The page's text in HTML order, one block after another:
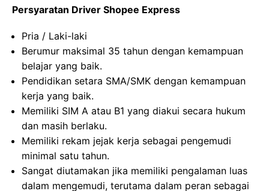
Persyaratan Driver Shopee Express
Pria / Laki-laki
Berumur maksimal 35 tahun dengan kemampuan
belajar yang baik.
Pendidikan setara SMA/SMK dengan kemampuan
kerja yang baik.
Memiliki SIM A atau B1 yang diakui secara hukum
dan masih berlaku.
Memiliki rekam jejak kerja sebagai pengemudi
minimal satu tahun.
Sangat diutamakan jika memiliki pengalaman luas
dalam mengemudi, terutama dalam peran sebagai